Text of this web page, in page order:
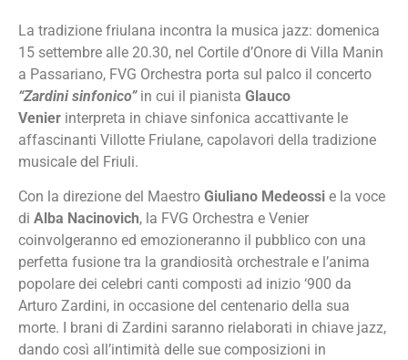
La tradizione friulana incontra la musica jazz: domenica
15 settembre alle 20.30, nel Cortile d’Onore di Villa Manin
a Passariano, FVG Orchestra porta sul palco il concerto
“Zardini sinfonico”in cui il pianista Glauco
Venier interpreta in chiave sinfonica accattivante le
affascinanti Villotte Friulane, capolavori della tradizione
musicale del Friuli.
Con la direzione del Maestro Giuliano Medeossi e la voce
di Alba Nacinovich, la FVG Orchestra e Venier
coinvolgeranno ed emozioneranno il pubblico con una
perfetta fusione tra la grandiosità orchestrale e l’anima
popolare dei celebri canti composti ad inizio ‘900 da
Arturo Zardini, in occasione del centenario della sua
morte. I brani di Zardini saranno rielaborati in chiave jazz,
dando così all’intimità delle sue composizioni in